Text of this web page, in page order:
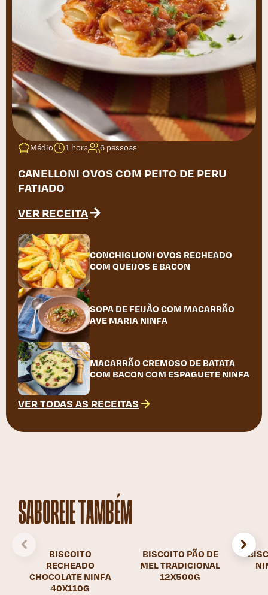
Médio 1 hora 6 pessoas
CANELLONI OVOS COM PEITO DE PERU
FATIADO
VER RECEITA
CONCHIGLIONI OVOS RECHEADO
COM QUEIJOS E BACON
SOPA DE FEIJÃO COM MACARRÃO
AVE MARIA NINFA
MACARRÃO CREMOSO DE BATATA
COM BACON COM ESPAGUETE NINFA
VER TODAS AS RECEITAS
SABOREIE TAMBÉM
BISCOITO
RECHEADO
CHOCOLATE NINFA
40X110G
BISCOITO PÃO DE
MEL TRADICIONAL
12X500G